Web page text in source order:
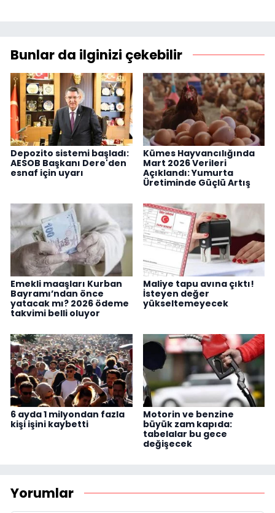
Bunlar da ilginizi çekebilir
Depozito sistemi başladı:
AESOB Başkanı Dere'den
esnaf için uyarı
Kümes Hayvancılığında
Mart 2026 Verileri
Açıklandı: Yumurta
Üretiminde Güçlü Artış
Emekli maaşları Kurban
Bayramı’ndan önce
yatacak mı? 2026 ödeme
takvimi belli oluyor
Maliye tapu avına çıktı!
İsteyen değer
yükseltemeyecek
6 ayda 1 milyondan fazla
kişi işini kaybetti
Motorin ve benzine
büyük zam kapıda:
tabelalar bu gece
değişecek
Yorumlar